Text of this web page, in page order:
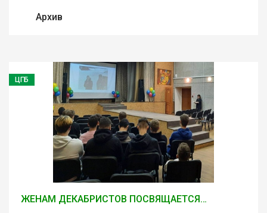
Архив
ЦГБ
ЖЕНАМ ДЕКАБРИСТОВ ПОСВЯЩАЕТСЯ…